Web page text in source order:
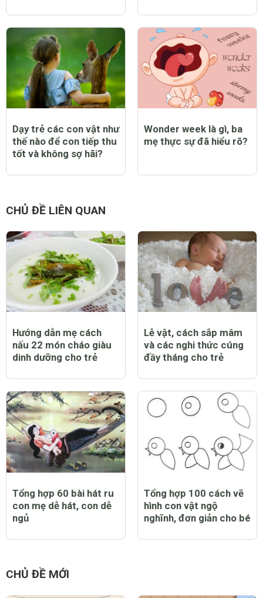
Dạy trẻ các con vật như
thế nào để con tiếp thu
tốt và không sợ hãi?
Wonder week là gì, ba
mẹ thực sự đã hiểu rõ?
CHỦ ĐỀ LIÊN QUAN
Hướng dẫn mẹ cách
nấu 22 món cháo giàu
dinh dưỡng cho trẻ
Lễ vật, cách sắp mâm
và các nghi thức cúng
đầy tháng cho trẻ
Tổng hợp 60 bài hát ru
con mẹ dễ hát, con dễ
ngủ
Tổng hợp 100 cách vẽ
hình con vật ngộ
nghĩnh, đơn giản cho bé
CHỦ ĐỀ MỚI